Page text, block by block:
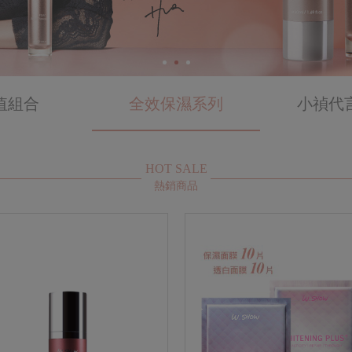
組合 全效保濕系列 小禎代
HOT SALE
熱銷商品